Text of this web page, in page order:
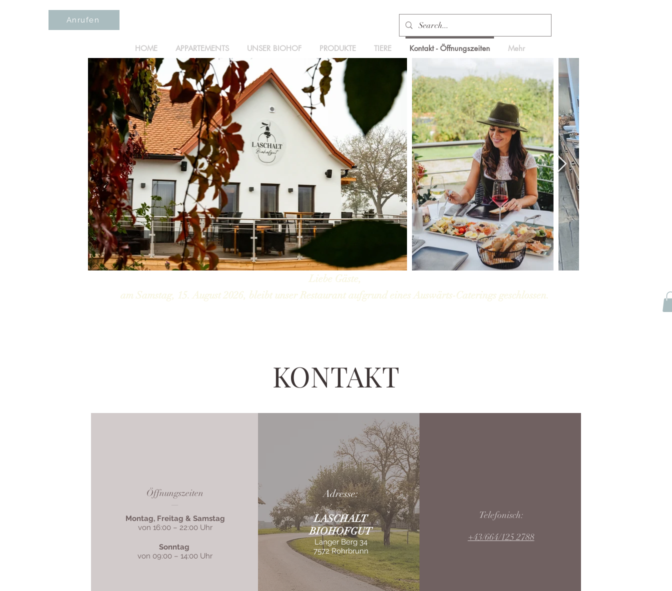
Anrufen
HOME APPARTEMENTS UNSER BIOHOF PRODUKTE TIERE Kontakt - Öffnungszeiten Mehr
Liebe Gäste,
am Samstag, 15. August 2026, bleibt unser Restaurant aufgrund eines Auswärts-Caterings geschlossen.
KONTAKT
Öffnungszeiten
—
Montag, Freitag & Samstag
von 16:00 – 22:00 Uhr
Sonntag
von 09:00 – 14:00 Uhr
Adresse:
—
LASCHALT
BIOHOFGUT
Langer Berg 34
7572 Rohrbrunn
Telefonisch:
+43/664/125 2788